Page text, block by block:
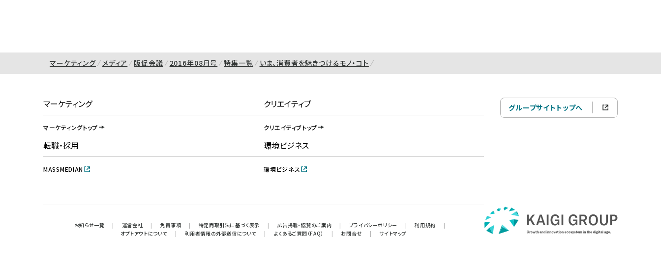
マーケティング メディア 販促会議 2016年08月号 特集一覧 いま、消費者を魅きつけるモノ・コト
マーケティング
マーケティングトップ
クリエイティブ
クリエイティブトップ
転職・採用
MASSMEDIAN
環境ビジネス
環境ビジネス
お知らせ一覧 | 運営会社 | 免責事項 | 特定商取引法に基づく表示 | 広告掲載・協賛のご案内 | プライバシーポリシー | 利用規約
|
オプトアウトについて
| 利用者情報の外部送信について | よくあるご質問（FAQ） | お問合せ | サイトマップ
グループサイトトップへ